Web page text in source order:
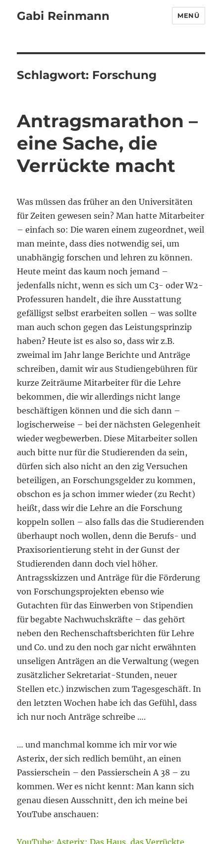
Gabi Reinmann MENÜ
Schlagwort: Forschung
Antragsmarathon –
eine Sache, die
Verrückte macht
Was müssen das früher an den Universitäten
für Zeiten gewesen sein? Man hatte Mitarbeiter
– einfach so: Die waren einem zugeordnet, weil
man meinte, dass dies notwendig sei, um
unabhängig forschen und lehren zu können.
Heute meint das kaum noch jemand –
jedenfalls nicht, wenn es sich um C3- oder W2-
Professuren handelt, die ihre Ausstattung
gefälligst selbst erarbeiten sollen – was sollte
man auch schon gegen das Leistungsprinzip
haben? Heute ist es also so, dass wir z.B.
zweimal im Jahr lange Berichte und Anträge
schreiben, damit wir aus Studiengebühren für
kurze Zeiträume Mitarbeiter für die Lehre
bekommen, die wir allerdings nicht lange
beschäftigen können und die sich dann –
logischerweise – bei der nächsten Gelegenheit
wieder wegbewerben. Diese Mitarbeiter sollen
auch bitte nur für die Studierenden da sein,
dürfen sich also nicht an den zig Versuchen
beteiligen, an Forschungsgelder zu kommen,
obschon es ja schon immer wieder (zu Recht)
heißt, dass wir die Lehre an die Forschung
koppeln sollen – also falls das die Studierenden
überhaupt noch wollen, denn die Berufs- und
Praxisorientierung steht in der Gunst der
Studierenden dann doch viel höher.
Antragsskizzen und Anträge für die Förderung
von Forschungsprojekten ebenso wie
Gutachten für das Einwerben von Stipendien
für begabte Nachwuchskräfte – das gehört
neben den Rechenschaftsberichten für Lehre
und Co. und zu den noch gar nicht erwähnten
unseligen Anträgen an die Verwaltung (wegen
zusätzlicher Sekretariat-Stunden, neuer
Stellen etc.) inzwischen zum Tagesgeschäft. In
den letzten Wochen habe ich das Gefühl, dass
ich nur noch Anträge schreibe ….
… und manchmal komme ich mir vor wie
Asterix, der sich redlich bemüht, an einen
Passierschein – den Passierschein A 38 – zu
kommen. Wer es nicht kennt: Man kann sich
genau diesen Ausschnitt, den ich meine bei
YouTube anschauen:
YouTube: Asterix: Das Haus, das Verrückte